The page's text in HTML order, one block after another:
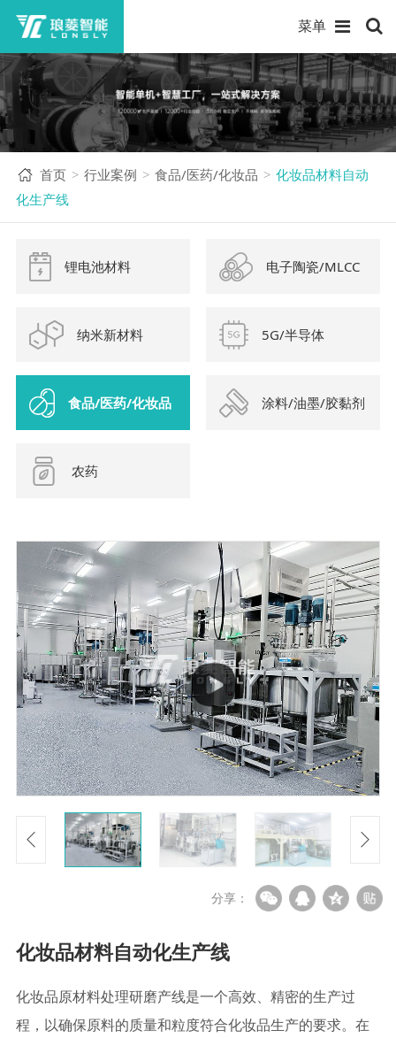
菜单
首页 > 行业案例 > 食品/医药/化妆品 > 化妆品材料自动
化生产线
锂电池材料 电子陶瓷/MLCC
纳米新材料 5G/半导体
食品/医药/化妆品 涂料/油墨/胶黏剂
农药
分享：
化妆品材料自动化生产线
化妆品原材料处理研磨产线是一个高效、精密的生产过
程，以确保原料的质量和粒度符合化妆品生产的要求。在